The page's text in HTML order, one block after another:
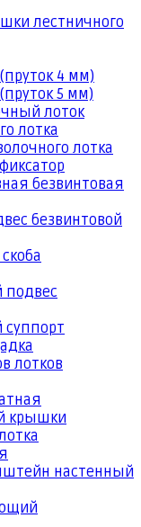
лестничного
4 мм)
5 мм)
лоток
лотка
лотка
безвинтовая
безвинтовой
подвес
суппорт
лотков
крышки
настенный